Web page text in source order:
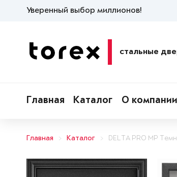
Уверенный выбор миллионов!
стальные
Главная Каталог О компании
Главная Каталог DELTA PRO MP